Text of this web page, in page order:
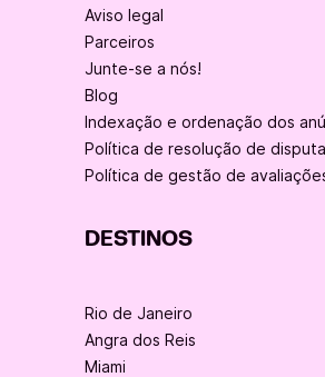
Aviso legal
Parceiros
Junte-se a nós!
Blog
Indexação e ordenação dos
Política de resolução de
Política de gestão de
DESTINOS
Rio de Janeiro
Angra dos Reis
Miami